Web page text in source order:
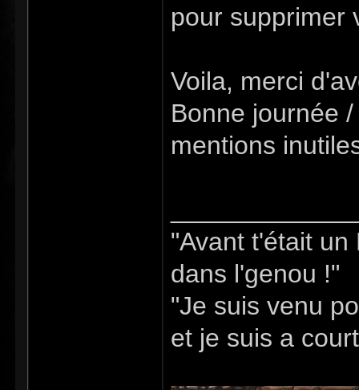
pour supprimer
Voila, merci
Bonne journée
mentions
"Avant t'était
dans l'genou !"
"Je suis venu
et je suis a